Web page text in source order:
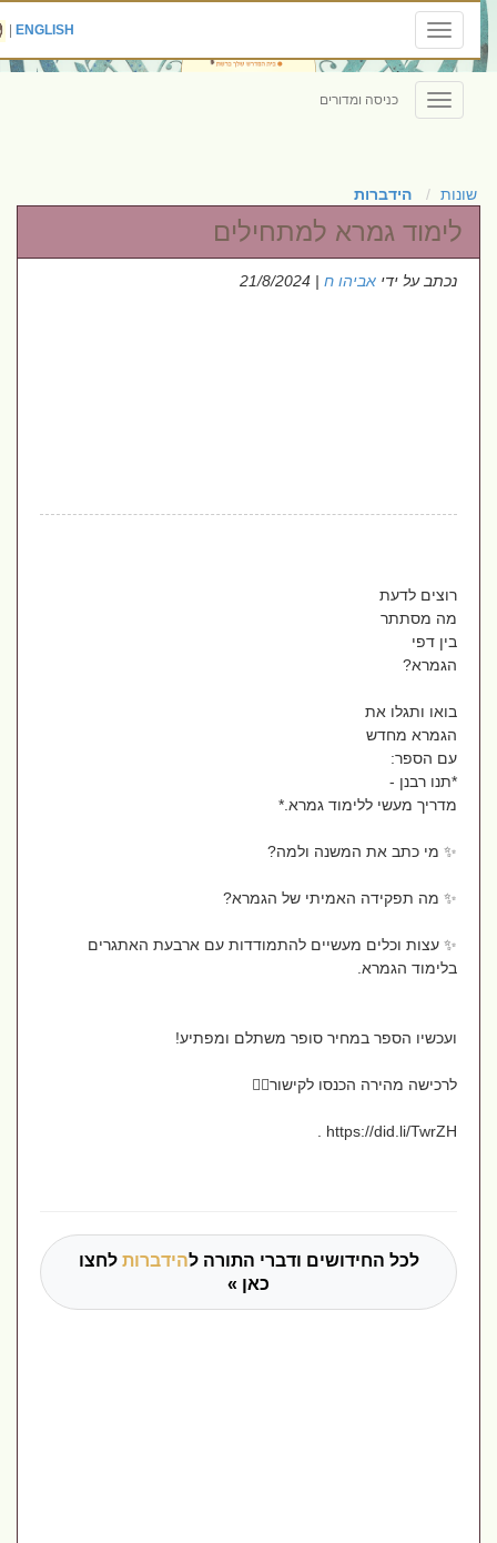
Toggle
navigation
ENGLISH
|
Toggle
navigation
כניסה ומדורים
שונות הידברות
לימוד גמרא למתחילים
נכתב על ידיאביהו ח| 21/8/2024
רוצים לדעת
מה מסתתר
בין דפי
הגמרא?
בואו ותגלו את
הגמרא מחדש
עם הספר:
*תנו רבנן -
מדריך מעשי ללימוד גמרא.*
✨ מי כתב את המשנה ולמה?
✨ מה תפקידה האמיתי של הגמרא?
✨ עצות וכלים מעשיים להתמודדות עם ארבעת האתגרים
בלימוד הגמרא.
ועכשיו הספר במחיר סופר משתלם ומפתיע!
לרכישה מהירה הכנסו לקישור👇🏼
https://did.li/TwrZH .
לכל החידושים ודברי התורה להידברותלחצו
כאן »